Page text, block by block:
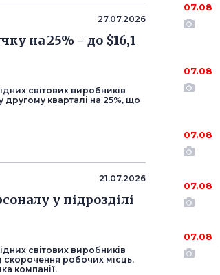
27.07.2026
на 25% - до $16,1
світових виробників
другому кварталі на 25%, що
21.07.2026
у підрозділі
світових виробників
скорочення робочих місць,
компанії.
07.08
07.08
07.08
07.08
07.08